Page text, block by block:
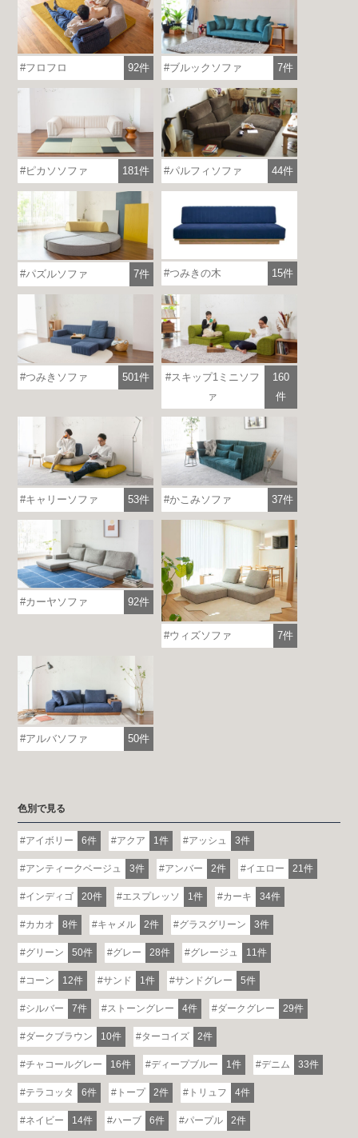
フロフロ 92件 ブルックソファ 7件
ピカソソファ 181件 パルフィソファ 44件
パズルソファ 7件 つみきの木 15件
つみきソファ 501件
スキップ1ミニソフ
ァ
160
件
キャリーソファ 53件 かこみソファ 37件
カーヤソファ 92件
ウィズソファ 7件
アルバソファ 50件
色別で見る
アイボリー 6件 アクア 1件 アッシュ 3件
アンティークベージュ 3件 アンバー 2件 イエロー 21件
インディゴ 20件 エスプレッソ 1件 カーキ 34件
カカオ 8件 キャメル 2件 グラスグリーン 3件
グリーン 50件 グレー 28件 グレージュ 11件
コーン 12件 サンド 1件 サンドグレー 5件
シルバー 7件 ストーングレー 4件 ダークグレー 29件
ダークブラウン 10件 ターコイズ 2件
チャコールグレー 16件 ディープブルー 1件 デニム 33件
テラコッタ 6件 トープ 2件 トリュフ 4件
ネイビー 14件 ハーブ 6件 パープル 2件